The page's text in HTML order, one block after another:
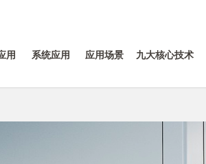
用 系统应用 应用场景 九大核心技术